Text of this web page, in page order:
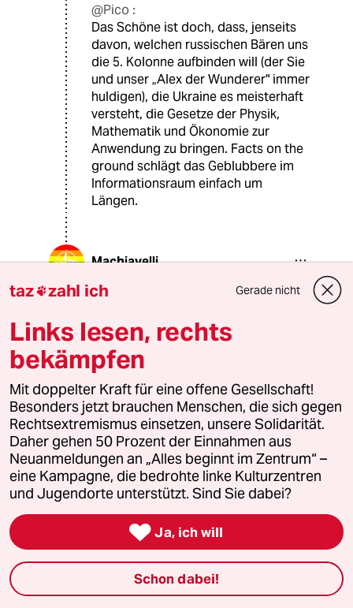
@Pico :
Das Schöne ist doch, dass, jenseits
davon, welchen russischen Bären uns
die 5. Kolonne aufbinden will (der Sie
und unser „Alex der Wunderer" immer
huldigen), die Ukraine es meisterhaft
versteht, die Gesetze der Physik,
Mathematik und Ökonomie zur
Anwendung zu bringen. Facts on the
ground schlägt das Geblubbere im
Informationsraum einfach um
Längen.
Machiavelli
Krieg ist teuer, das Geschrei der
russischen militärblogger auf
telegram sagt mir es läuft schlecht
für Russland. Eine Niederlage
Russlands in der Ukraine kostet uns
finanziell weniger als ein Sieg.
Deutlich weniger. bei einem Sieg
Russland gibt es million Flüchtlinge
und weitere Kriege.
snowgoose
09.06.2026, 00:13 Uhr
@Pico :
Das Geld bei uns sammelt man nicht
bei den Schwächsten ein, weil man es
taz zahl ich Gerade nicht
Links lesen, rechts
bekämpfen
Mit doppelter Kraft für eine offene Gesellschaft!
Besonders jetzt brauchen Menschen, die sich gegen
Rechtsextremismus einsetzen, unsere Solidarität.
Daher gehen 50 Prozent der Einnahmen aus
Neuanmeldungen an „Alles beginnt im Zentrum“ –
eine Kampagne, die bedrohte linke Kulturzentren
und Jugendorte unterstützt. Sind Sie dabei?
 Ja, ich will
Schon dabei!